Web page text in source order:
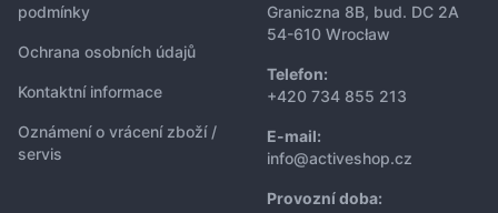
podmínky
Ochrana osobních údajů
Kontaktní informace
Oznámení o vrácení zboží /
servis
Graniczna 8B, bud. DC 2A
54-610 Wrocław
Telefon:
+420 734 855 213
E-mail:
info@activeshop.cz
Provozní doba: